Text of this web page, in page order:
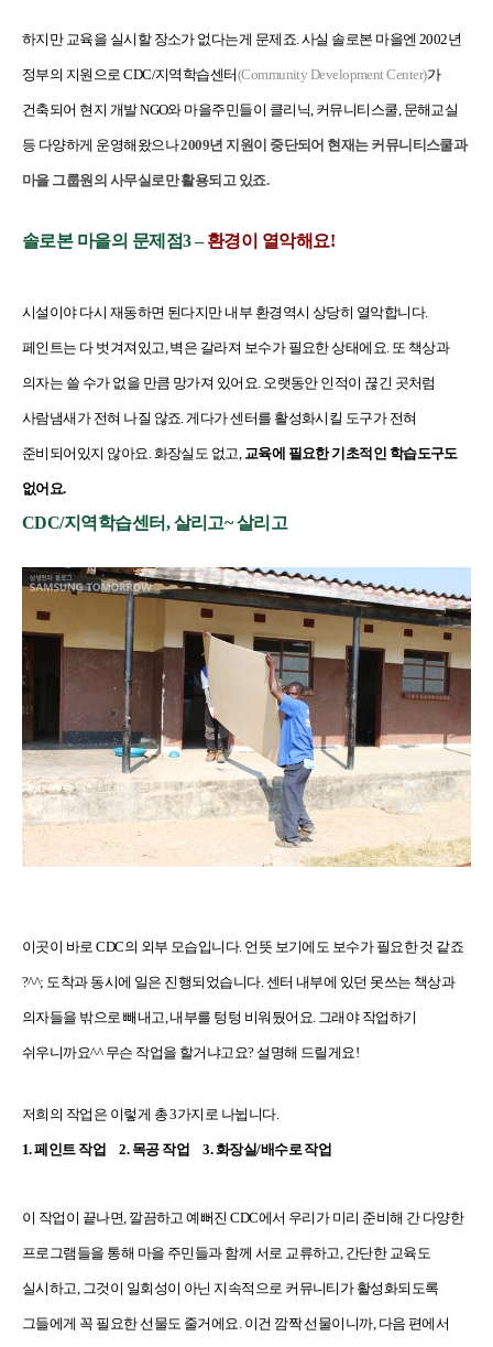
하지만 교육을 실시할 장소가 없다는게 문제죠. 사실 솔로본 마을엔 2002년
정부의 지원으로 CDC/지역학습센터(Community Development Center)가
건축되어 현지 개발 NGO와 마을주민들이 클리닉, 커뮤니티스쿨, 문해교실
등 다양하게 운영해왔으나2009년 지원이 중단되어 현재는 커뮤니티스쿨과
마을 그룹원의 사무실로만 활용되고 있죠.
솔로본 마을의 문제점3 –환경이 열악해요!
시설이야 다시 재동하면 된다지만 내부 환경역시 상당히 열악합니다.
페인트는 다 벗겨져있고, 벽은 갈라져 보수가 필요한 상태에요. 또 책상과
의자는 쓸 수가 없을 만큼 망가져 있어요. 오랫동안 인적이 끊긴 곳처럼
사람냄새가 전혀 나질 않죠. 게다가 센터를 활성화시킬 도구가 전혀
준비되어있지 않아요. 화장실도 없고, 교육에 필요한 기초적인 학습도구도
없어요.
CDC/지역학습센터, 살리고~ 살리고
이곳이 바로 CDC의 외부 모습입니다. 언뜻 보기에도 보수가 필요한 것 같죠
?^^; 도착과 동시에 일은 진행되었습니다. 센터 내부에 있던 못쓰는 책상과
의자들을 밖으로 빼내고, 내부를 텅텅 비워뒀어요. 그래야 작업하기
쉬우니까요^^ 무슨 작업을 할거냐고요? 설명해 드릴게요!
저희의 작업은 이렇게 총 3가지로 나뉩니다.
1. 페인트 작업 2. 목공 작업 3. 화장실/배수로 작업
이 작업이 끝나면, 깔끔하고 예뻐진 CDC에서 우리가 미리 준비해 간 다양한
프로그램들을 통해 마을 주민들과 함께 서로 교류하고, 간단한 교육도
실시하고, 그것이 일회성이 아닌 지속적으로 커뮤니티가 활성화되도록
그들에게 꼭 필요한 선물도 줄거에요. 이건 깜짝 선물이니까, 다음 편에서